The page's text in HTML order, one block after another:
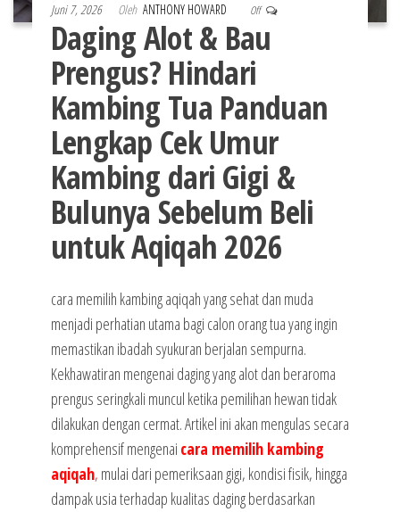
Juni 7, 2026 Oleh ANTHONY HOWARD Off
Daging Alot & Bau
Prengus? Hindari
Kambing Tua Panduan
Lengkap Cek Umur
Kambing dari Gigi &
Bulunya Sebelum Beli
untuk Aqiqah 2026
cara memilih kambing aqiqah yang sehat dan muda
menjadi perhatian utama bagi calon orang tua yang ingin
memastikan ibadah syukuran berjalan sempurna.
Kekhawatiran mengenai daging yang alot dan beraroma
prengus seringkali muncul ketika pemilihan hewan tidak
dilakukan dengan cermat. Artikel ini akan mengulas secara
komprehensif mengenai cara memilih kambing
aqiqah, mulai dari pemeriksaan gigi, kondisi fisik, hingga
dampak usia terhadap kualitas daging berdasarkan